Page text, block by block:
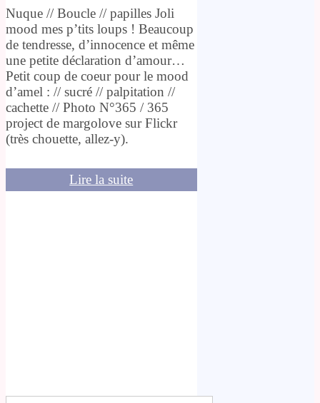
Nuque // Boucle // papilles Joli
mood mes p’tits loups ! Beaucoup
de tendresse, d’innocence et même
une petite déclaration d’amour…
Petit coup de coeur pour le mood
d’amel : // sucré // palpitation //
cachette // Photo N°365 / 365
project de margolove sur Flickr
(très chouette, allez-y).
Lire la suite